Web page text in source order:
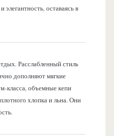
оставаясь в
Расслабленный стиль
дополняют мягкие
класса, объемные кепи
хлопка и льна. Они